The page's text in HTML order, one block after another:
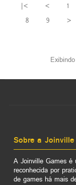
|< < 1
8
9 >
Sobre a
A Joinville Games é
reconhecida por
de games há mais